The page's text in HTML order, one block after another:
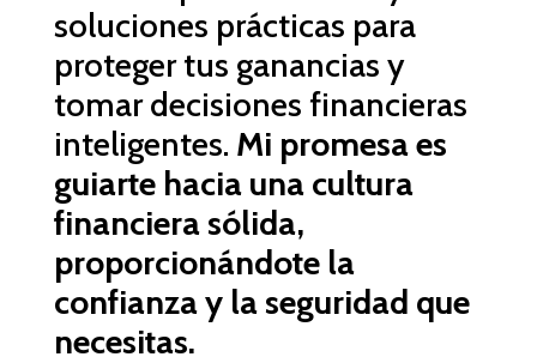
soluciones prácticas para
proteger tus ganancias y
tomardecisiones financieras
inteligentes. Mi promesa es
guiarte hacia una cultura
financiera sólida,
proporcionándote la
confianza y la seguridad que
necesitas.